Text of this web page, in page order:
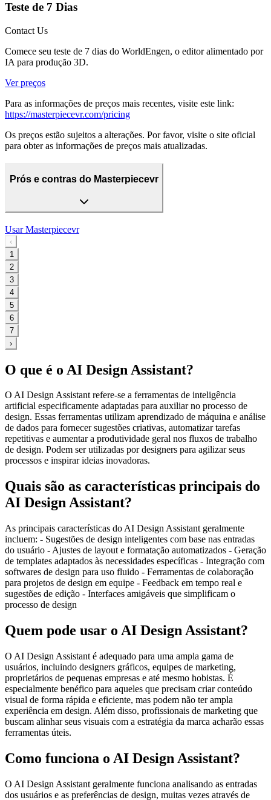
Teste de 7 Dias
Contact Us
Comece seu teste de 7 dias do WorldEngen, o editor alimentado por
IA para produção 3D.
Ver preços
Para as informações de preços mais recentes, visite este link:
https://masterpiecevr.com/pricing
Os preços estão sujeitos a alterações. Por favor, visite o site oficial
para obter as informações de preços mais atualizadas.
Prós e contras do Masterpiecevr
Usar Masterpiecevr
‹
1
2
3
4
5
6
7
›
O que é o AI Design Assistant?
O AI Design Assistant refere-se a ferramentas de inteligência
artificial especificamente adaptadas para auxiliar no processo de
design. Essas ferramentas utilizam aprendizado de máquina e análise
de dados para fornecer sugestões criativas, automatizar tarefas
repetitivas e aumentar a produtividade geral nos fluxos de trabalho
de design. Podem ser utilizadas por designers para agilizar seus
processos e inspirar ideias inovadoras.
Quais são as características principais do
AI Design Assistant?
As principais características do AI Design Assistant geralmente
incluem: - Sugestões de design inteligentes com base nas entradas
do usuário - Ajustes de layout e formatação automatizados - Geração
de templates adaptados às necessidades específicas - Integração com
softwares de design para uso fluido - Ferramentas de colaboração
para projetos de design em equipe - Feedback em tempo real e
sugestões de edição - Interfaces amigáveis que simplificam o
processo de design
Quem pode usar o AI Design Assistant?
O AI Design Assistant é adequado para uma ampla gama de
usuários, incluindo designers gráficos, equipes de marketing,
proprietários de pequenas empresas e até mesmo hobistas. É
especialmente benéfico para aqueles que precisam criar conteúdo
visual de forma rápida e eficiente, mas podem não ter ampla
experiência em design. Além disso, profissionais de marketing que
buscam alinhar seus visuais com a estratégia da marca acharão essas
ferramentas úteis.
Como funciona o AI Design Assistant?
O AI Design Assistant geralmente funciona analisando as entradas
dos usuários e as preferências de design, muitas vezes através de